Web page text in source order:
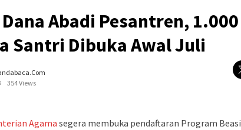
Abadi Pesantren,
Santri Dibuka Awal Juli
354 Views
Agama segera membuka pendaftaran Program